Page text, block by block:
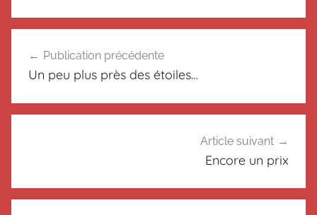
N
c
l
de
Publication précédente
Un peu plus près des étoiles…
Article suivant
Encore un prix